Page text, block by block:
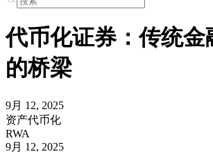
代币化证券：传统金
的桥梁
9月 12, 2025
资产代币化
RWA
9月 12, 2025